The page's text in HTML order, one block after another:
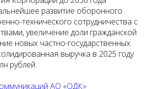
развитие оборонного
технического сотрудничества с
увеличение доли гражданской
новых частно-государственных
выручка в 2025 году
рублей.
АО «ОДК»